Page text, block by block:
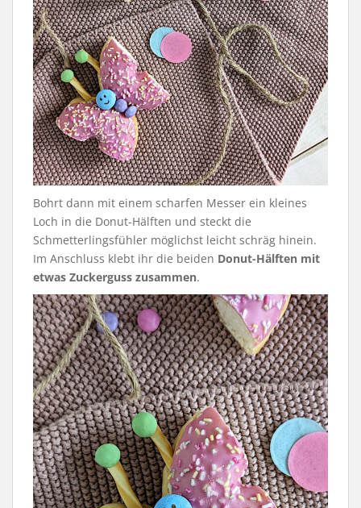
Bohrt dann mit einem scharfen Messer ein kleines
Loch in die Donut-Hälften und steckt die
Schmetterlingsfühler möglichst leicht schräg hinein.
Im Anschluss klebt ihr die beiden Donut-Hälften mit
etwas Zuckerguss zusammen.